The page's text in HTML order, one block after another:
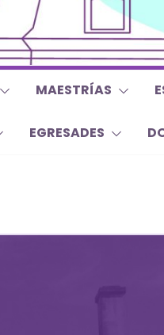
MAESTRÍAS
EGRESADES